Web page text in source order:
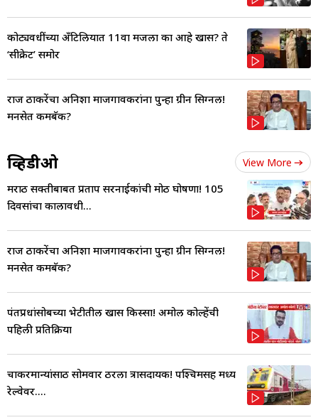
कोट्यवधींच्या अँटिलियात 11वा मजला का आहे खास? ते
‘सीक्रेट’ समोर
राज ठाकरेंचा अनिशा माजगावकरांना पुन्हा ग्रीन सिग्नल!
मनसेत कमबॅक?
व्हिडीओ View More
मराठी सक्तीबाबत प्रताप सरनाईकांची मोठी घोषणा! 105
दिवसांचा कालावधी...
राज ठाकरेंचा अनिशा माजगावकरांना पुन्हा ग्रीन सिग्नल!
मनसेत कमबॅक?
पंतप्रधांसोबच्या भेटीतील खास किस्सा! अमोल कोल्हेंची
पहिली प्रतिक्रिया
चाकरमान्यांसाठी सोमवार ठरला त्रासदायक! पश्चिमसह मध्य
रेल्वेवर....